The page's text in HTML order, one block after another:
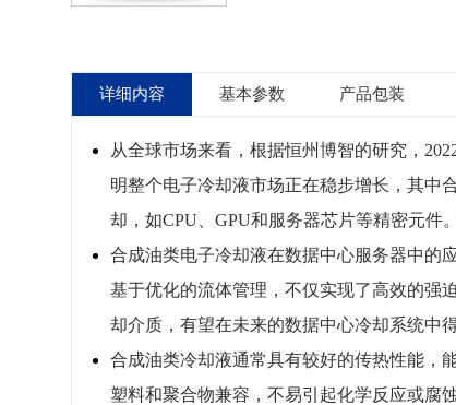
详细内容 基本参数 产品包装
从全球市场来看，根据恒州博智的研究，
明整个电子冷却液市场正在稳步增长，其中
却，如CPU、GPU和服务器芯片等精密元件
合成油类电子冷却液在数据中心服务器中的
基于优化的流体管理，不仅实现了高效的强
却介质，有望在未来的数据中心冷却系统中
合成油类冷却液通常具有较好的传热性能，
塑料和聚合物兼容，不易引起化学反应或腐